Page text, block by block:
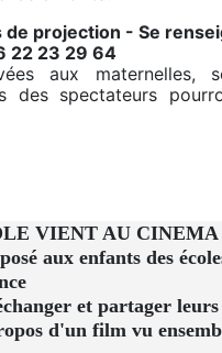
de projection - Se
22 23 29 64
aux maternelles,
des spectateurs
VIENT AU CINEMA
aux enfants des
et partager leurs
d'un film vu